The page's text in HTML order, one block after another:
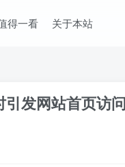
得一看 关于本站
引发网站首页访